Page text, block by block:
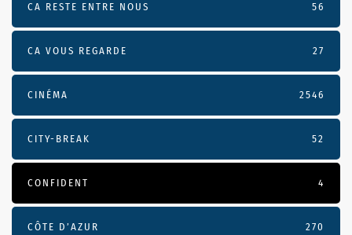
CA RESTE ENTRE NOUS 56
CA VOUS REGARDE 27
CINÉMA 2546
CITY-BREAK 52
CONFIDENT 4
CÔTE D’AZUR 270